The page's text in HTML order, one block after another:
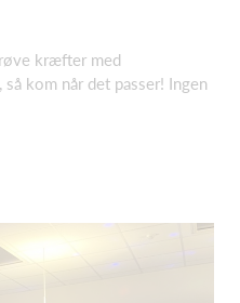
kræfter med
kom når det passer! Ingen